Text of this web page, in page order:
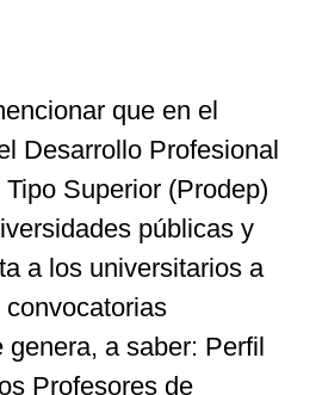
que en el
Desarrollo Profesional
Superior (Prodep)
públicas y
a los universitarios a
genera, a saber: Perfil
Profesores de